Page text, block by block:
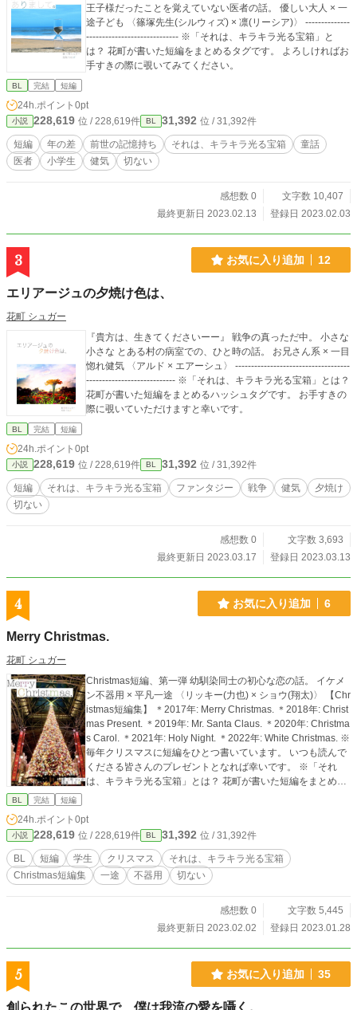
王子様だったことを覚えていない医者の話。 優しい大人 × 一
途子ども 〈篠塚先生(シルウィズ) × 凛(リーシア)〉 --------------
----------------------------- ※「それは、キラキラ光る宝箱」と
は？ 花町が書いた短編をまとめるタグです。 よろしければお
手すきの際に覗いてみてください。
BL 完結 短編
24h.ポイント 0pt
小説 228,619 位 / 228,619件 BL 31,392 位 / 31,392件
短編 年の差 前世の記憶持ち それは、キラキラ光る宝箱
童話
医者
小学生 健気 切ない
感想数 0
文字数 10,407
最終更新日 2023.02.13
登録日 2023.02.03
3 お気に入り追加 12
エリアージュの夕焼け色は、
花町 シュガー
『貴方は、生きてくださいーー』 戦争の真っただ中。 小さな
小さな とある村の病室での、ひと時の話。 お兄さん系 × 一目
惚れ健気 〈アルド × エアーシュ〉 ------------------------------------
---------------------------- ※「それは、キラキラ光る宝箱」とは？
花町が書いた短編をまとめるハッシュタグです。 お手すきの
際に覗いていただけますと幸いです。
BL 完結 短編
24h.ポイント 0pt
小説 228,619 位 / 228,619件 BL 31,392 位 / 31,392件
短編 それは、キラキラ光る宝箱 ファンタジー 戦争 健気
夕焼け
切ない
感想数 0
文字数 3,693
最終更新日 2023.03.17
登録日 2023.03.13
4 お気に入り追加 6
Merry Christmas.
花町 シュガー
Christmas短編、第一弾 幼馴染同士の初心な恋の話。 イケメ
ン不器用 × 平凡一途 〈リッキー(力也) × ショウ(翔太)〉 【Chr
istmas短編集】 ＊2017年: Merry Christmas. ＊2018年: Christ
mas Present. ＊2019年: Mr. Santa Claus. ＊2020年: Christma
s Carol. ＊2021年: Holy Night. ＊2022年: White Christmas. ※
毎年クリスマスに短編をひとつ書いています。 いつも読んで
くださる皆さんのプレゼントとなれば幸いです。 ※「それ
は、キラキラ光る宝箱」とは？ 花町が書いた短編をまとめる
BL 完結 短編
24h.ポイント 0pt
小説 228,619 位 / 228,619件 BL 31,392 位 / 31,392件
BL 短編 学生 クリスマス
それは、キラキラ光る宝箱
Christmas短編集
一途 不器用 切ない
感想数 0
文字数 5,445
最終更新日 2023.02.02
登録日 2023.01.28
5 お気に入り追加 35
創られたこの世界で、僕は我流の愛を囁く。